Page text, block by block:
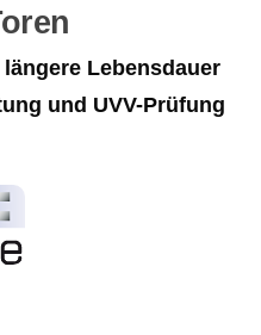
Lebensdauer
und UVV-Prüfung